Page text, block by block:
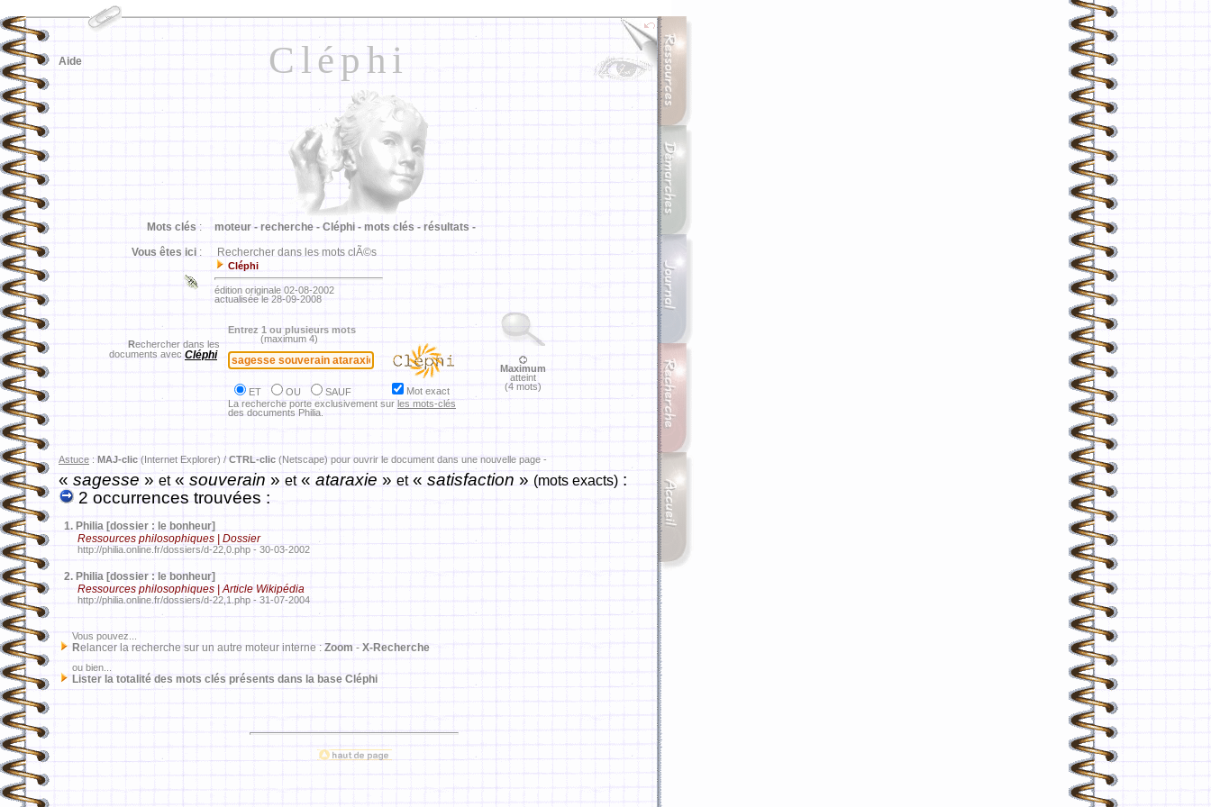
Cléphi
Aide
Mots clés : moteur - recherche - Cléphi - mots clés - résultats -
Vous êtes ici : Rechercher dans les mots clÃ©s
Cléphi
édition originale 02-08-2002
actualisée le 28-09-2008
Rechercher dans les
documents avec Cléphi
Entrez 1 ou plusieurs mots
(maximum 4)
ET OU SAUF
Mot exact
La recherche porte exclusivement sur les mots-clés
des documents Philia.
Maximum
atteint
(4 mots)
Astuce : MAJ-clic (Internet Explorer) / CTRL-clic (Netscape) pour ouvrir le document dans une nouvelle page -
«sagesse » et« souverain » et« ataraxie » et« satisfaction » (mots exacts) :
2 occurrences trouvées :
1. Philia [dossier : le bonheur]
Ressources philosophiques | Dossier
http://philia.online.fr/dossiers/d-22,0.php - 30-03-2002
2. Philia [dossier : le bonheur]
Ressources philosophiques | Article Wikipédia
http://philia.online.fr/dossiers/d-22,1.php - 31-07-2004
Vous pouvez...
Relancer la recherche sur un autre moteur interne : Zoom - X-Recherche
ou bien...
Lister la totalité des mots clés présents dans la base Cléphi